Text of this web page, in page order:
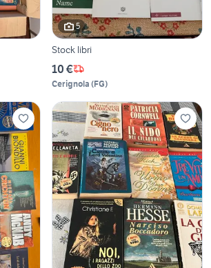
5
Stock libri
10 €
Cerignola (FG)